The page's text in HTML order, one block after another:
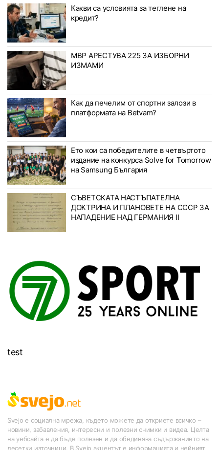
Какви са условията за теглене на
кредит?
МВР АРЕСТУВА 225 ЗА ИЗБОРНИ
ИЗМАМИ
Как да печелим от спортни залози в
платформата на Betvam?
Ето кои са победителите в четвъртото
издание на конкурса Solve for Tomorrow
на Samsung България
СЪВЕТСКАТА НАСТЪПАТЕЛНА
ДОКТРИНА И ПЛАНОВЕТЕ НА СССР ЗА
НАПАДЕНИЕ НАД ГЕРМАНИЯ II
test
Svejo е социална мрежа, където можете да откриете всичко –
новини, забавления, интересни и полезни снимки и видеа. Целта
на уебсайта е да бъде полезен и да обединява съдържанието на
десетки източници. В Svejo акцентът е информацията и нейният